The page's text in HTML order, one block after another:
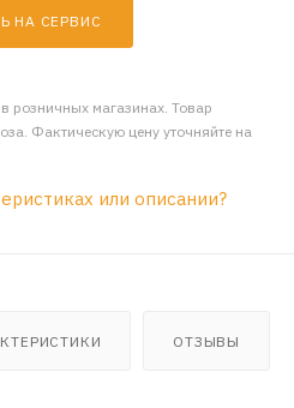
НА СЕРВИС
розничных магазинах. Товар
Фактическую цену уточняйте на
или описании?
ОТЗЫВЫ